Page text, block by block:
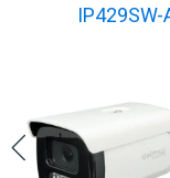
IP429SW-